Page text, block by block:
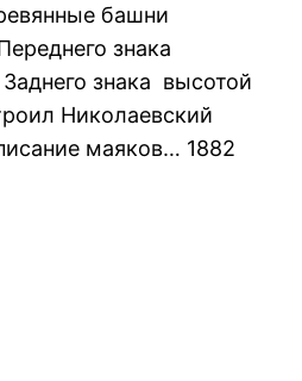
башни
знака
знака высотой
Николаевский
маяков… 1882